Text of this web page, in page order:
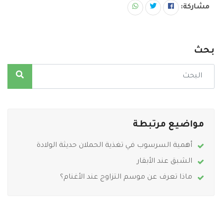
مشاركة:
بحث
مواضيع مرتبطة
أهمية السرسوب في تغذية الحملان حديثة الولادة
الشبق عند الأبقار
ماذا تعرف عن موسم التزاوج عند الأغنام؟